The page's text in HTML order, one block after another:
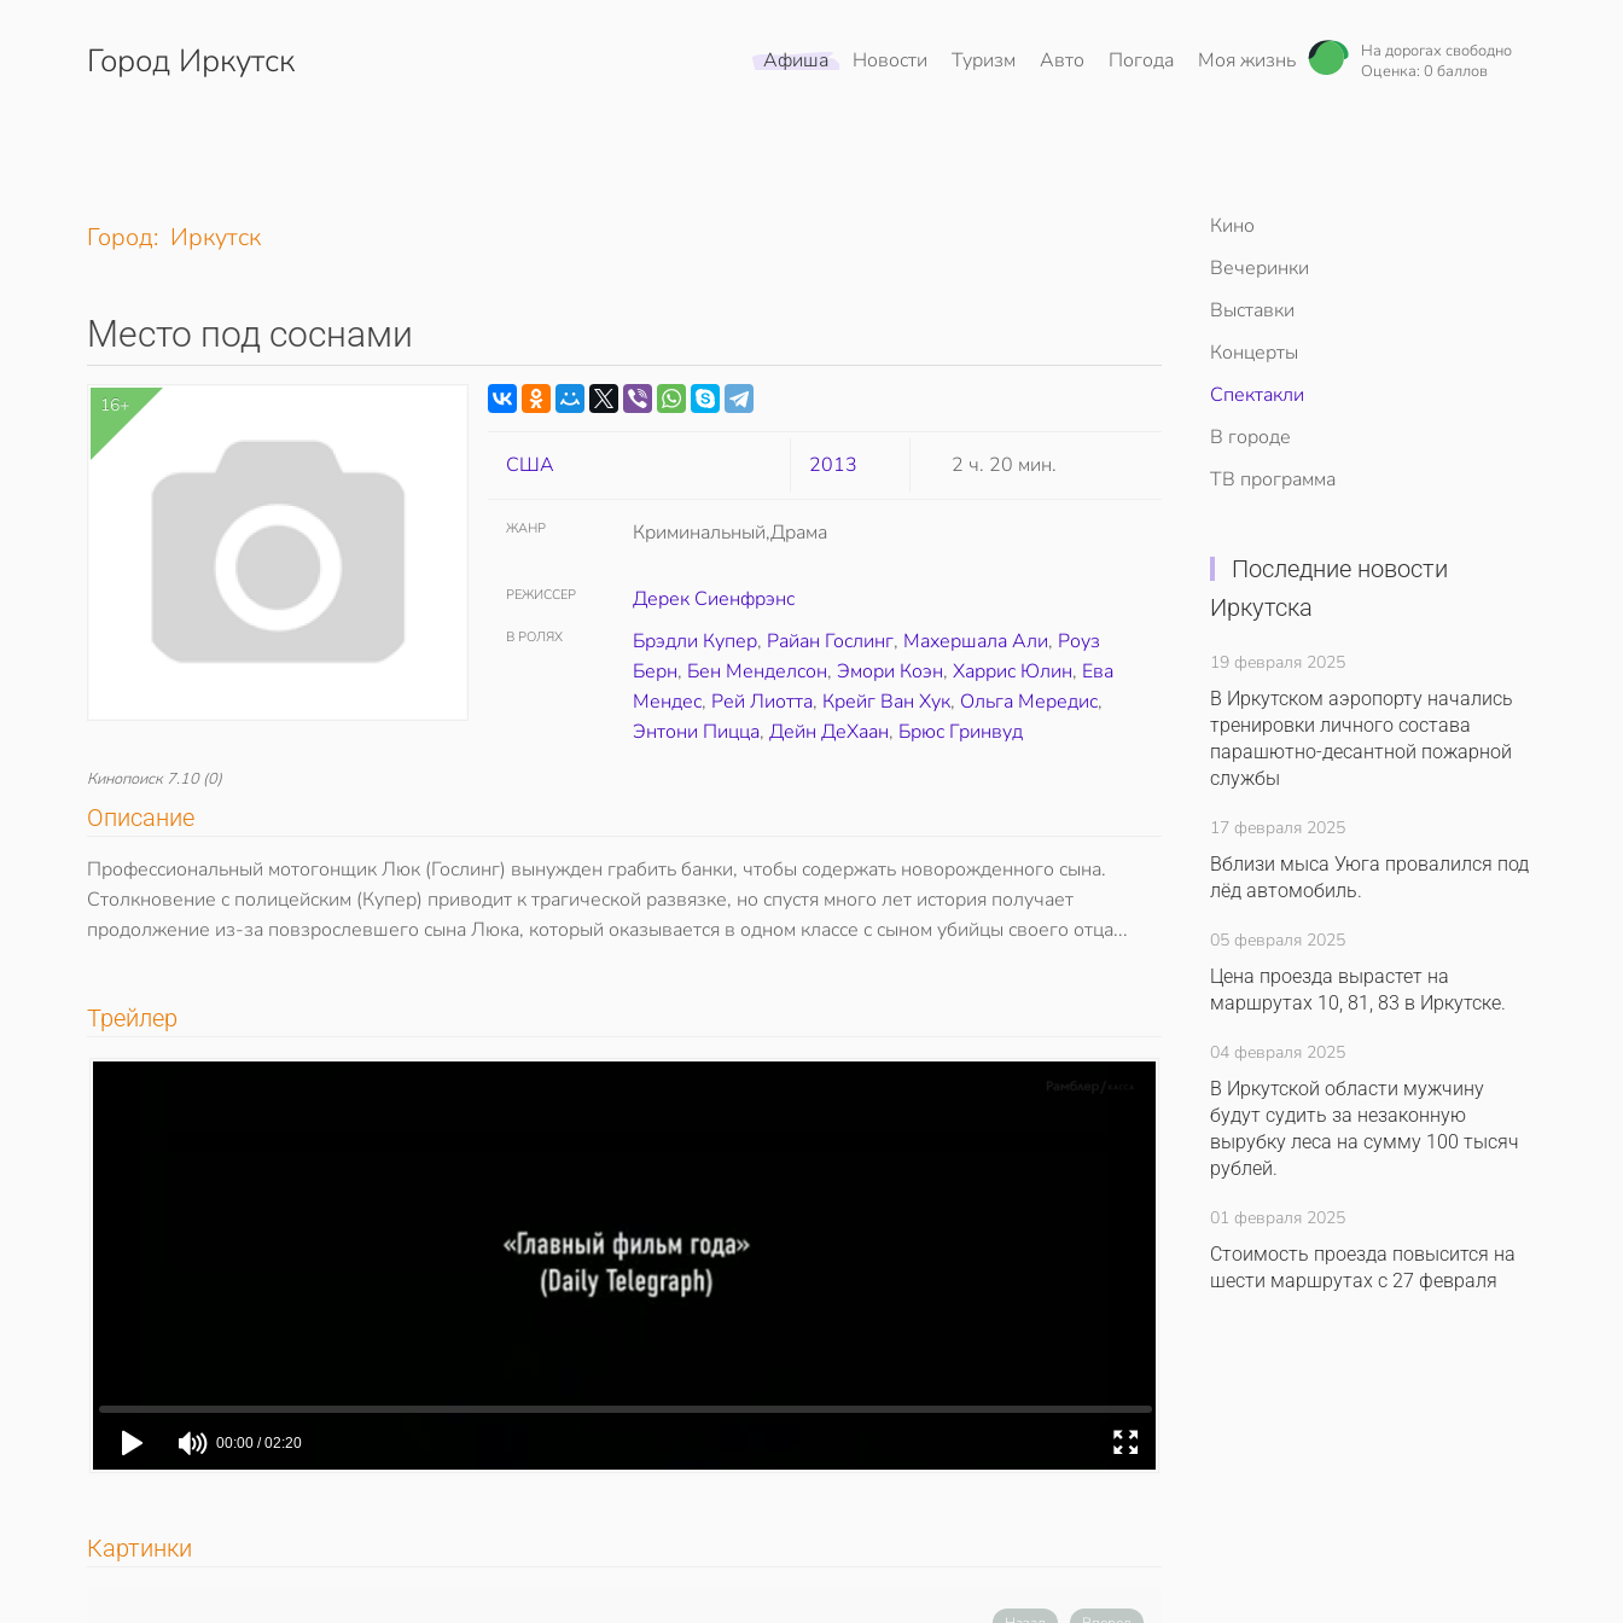
Перейти к содержимому
Город Иркутск Афиша Новости Туризм Авто Погода Моя жизнь
На дорогах свободно
Оценка: 0 баллов
Город: Иркутск
Место под соснами
16+
Кинопоиск 7.10(0)
США 2013 2 ч. 20 мин.
ЖАНР Криминальный,Драма
РЕЖИССЕР Дерек Сиенфрэнс
В РОЛЯХ Брэдли Купер, Райан Гослинг, Махершала Али, Роуз
Берн, Бен Менделсон,Эмори Коэн,Харрис Юлин, Ева
Мендес, Рей Лиотта, Крейг Ван Хук, Ольга Мередис,
Энтони Пицца,Дейн ДеХаан, Брюс Гринвуд
Описание
Профессиональный мотогонщик Люк (Гослинг) вынужден грабить банки, чтобы содержать новорожденного сына.
Столкновение с полицейским (Купер) приводит к трагической развязке, но спустя много лет история получает
продолжение из-за повзрослевшего сына Люка, который оказывается в одном классе с сыном убийцы своего отца...
Трейлер
Картинки
Кино
Вечеринки
Выставки
Концерты
Спектакли
В городе
ТВ программа
Последние новости
Иркутска
19 февраля 2025
В Иркутском аэропорту начались
тренировки личного состава
парашютно-десантной пожарной
службы
17 февраля 2025
Вблизи мыса Уюга провалился под
лёд автомобиль.
05 февраля 2025
Цена проезда вырастет на
маршрутах 10, 81, 83 в Иркутске.
04 февраля 2025
В Иркутской области мужчину
будут судить за незаконную
вырубку леса на сумму 100 тысяч
рублей.
01 февраля 2025
Стоимость проезда повысится на
шести маршрутах с 27 февраля